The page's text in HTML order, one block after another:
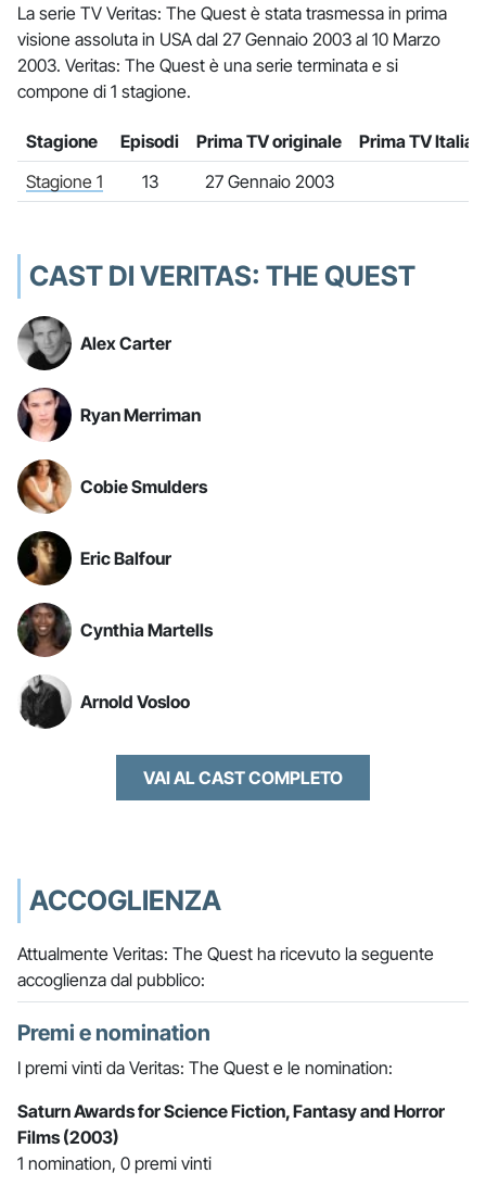
La serie TV Veritas: The Quest è stata trasmessa in prima
visione assoluta in USA dal 27 Gennaio 2003 al 10 Marzo
2003. Veritas: The Quest è una serie terminata e si
compone di 1 stagione.
Stagione Episodi Prima TV originale
Prima TV Italia
Stagione 1
13 27 Gennaio 2003
CAST DI VERITAS: THE QUEST
Alex Carter
Ryan Merriman
Cobie Smulders
Eric Balfour
Cynthia Martells
Arnold Vosloo
VAI AL CAST COMPLETO
ACCOGLIENZA
Attualmente Veritas: The Quest ha ricevuto la seguente
accoglienza dal pubblico:
Premi e nomination
I premi vinti da Veritas: The Quest e le nomination:
Saturn Awards for Science Fiction, Fantasy and Horror
Films (2003)
1 nomination, 0 premi vinti